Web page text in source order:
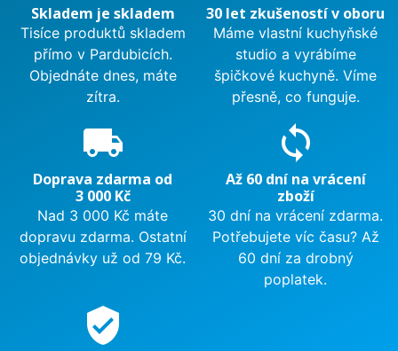
Skladem je skladem
Tisíce produktů skladem
přímo v Pardubicích.
Objednáte dnes, máte
zítra.
30 let zkušeností v oboru
Máme vlastní kuchyňské
studio a vyrábíme
špičkové kuchyně. Víme
přesně, co funguje.
local_shipping
Doprava zdarma od
3 000 Kč
Nad 3 000 Kč máte
dopravu zdarma. Ostatní
objednávky už od 79 Kč.
sync
Až 60 dní na vrácení
zboží
30 dní na vrácení zdarma.
Potřebujete víc času? Až
60 dní za drobný
poplatek.
verified_user